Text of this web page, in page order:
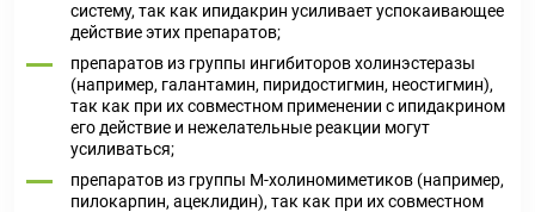
систему, так как ипидакрин усиливает успокаивающее
действие этих препаратов;
препаратов из группы ингибиторов холинэстеразы
(например, галантамин, пиридостигмин, неостигмин),
так как при их совместном применении с ипидакрином
его действие и нежелательные реакции могут
усиливаться;
препаратов из группы М-холиномиметиков (например,
пилокарпин, ацеклидин), так как при их совместном